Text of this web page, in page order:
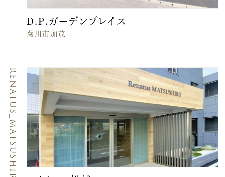
D.P.ガーデンプレイス
菊川市加茂
RENATUS_MATSUSHIRO